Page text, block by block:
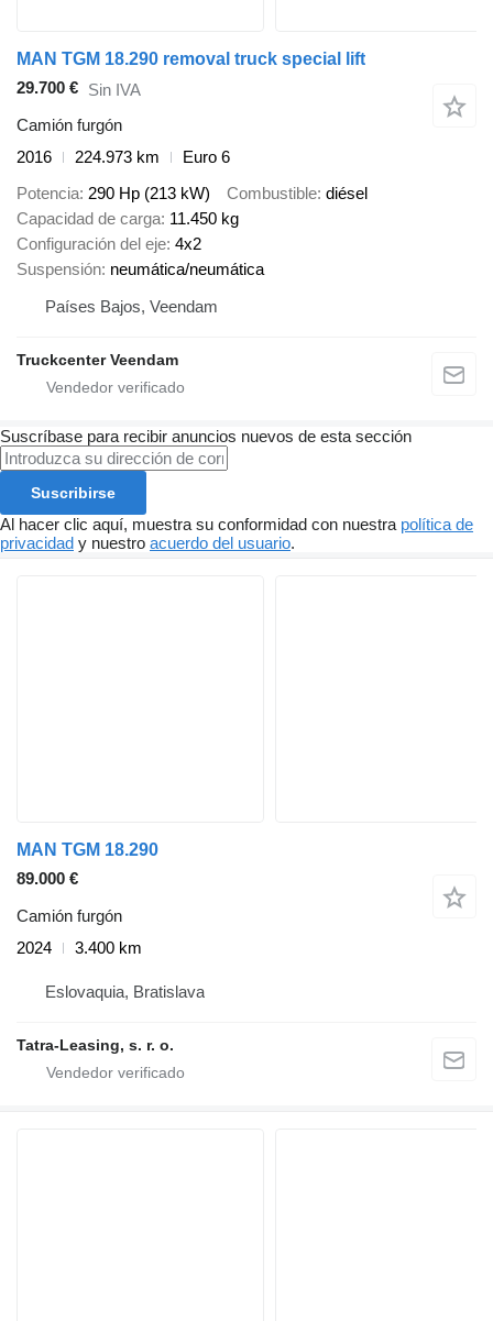
MAN TGM 18.290 removal truck special lift
29.700 € Sin IVA
Camión furgón
2016
224.973 km
Euro 6
Potencia 290 Hp (213 kW) Combustible diésel
Capacidad de carga 11.450 kg
Configuración del eje 4x2
Suspensión neumática/neumática
Países Bajos, Veendam
Truckcenter Veendam
Suscríbase para recibir anuncios nuevos de esta sección
Suscribirse
Al hacer clic aquí, muestra su conformidad con nuestra política de
privacidad y nuestro acuerdo del usuario.
MAN TGM 18.290
89.000 €
Camión furgón
2024
3.400 km
Eslovaquia, Bratislava
Tatra-Leasing, s. r. o.